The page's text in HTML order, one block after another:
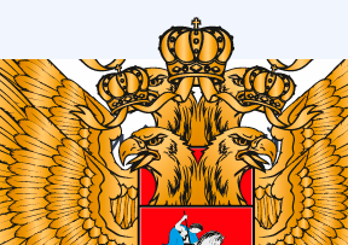
(типовой)
/ Биология / 26
/ 44